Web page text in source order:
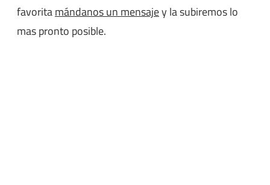
favoritamándanos un mensajey la subiremos lo
mas pronto posible.